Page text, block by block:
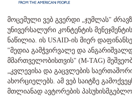
მოცემული ვებ გვერდი „ჯუმლას"
უნივერსალური კონტენტის
ნაწილია. ის USAID-ის მიერ
"მედია გამჭვირვალე და
მმართველობისთვის" (M-TAG)
„კვლევისა და გაცვლების
ახორციელებს. ამ ვებ საიტზე
მთლიანად ავტორების